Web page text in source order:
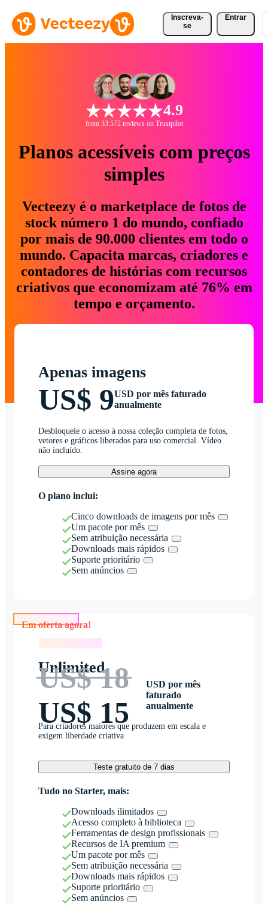
Inscreva-
se
Entrar
4.9
from 33.572 reviews on Trustpilot
Planos acessíveis com preços
simples
Vecteezy é o marketplace de fotos de
stock número 1 do mundo, confiado
por mais de 90.000 clientes em todo o
mundo. Capacita marcas, criadores e
contadores de histórias com recursos
criativos que economizam até 76% em
tempo e orçamento.
Apenas imagens
US$ 9USD por mês faturado
anualmente
Desbloqueie o acesso à nossa coleção completa de fotos,
vetores e gráficos liberados para uso comercial. Vídeo
não incluído.
Assine agora
O plano inclui:
Cinco downloads de imagens por mês
Um pacote por mês
Sem atribuição necessária
Downloads mais rápidos
Suporte prioritário
Sem anúncios
Unlimited
US$ 18
US$ 15
USD por mês
faturado
anualmente
Para criadores maiores que produzem em escala e
exigem liberdade criativa
Teste gratuito de 7 dias
Tudo no Starter, mais:
Downloads ilimitados
Acesso completo à biblioteca
Ferramentas de design profissionais
Recursos de IA premium
Um pacote por mês
Sem atribuição necessária
Downloads mais rápidos
Suporte prioritário
Sem anúncios